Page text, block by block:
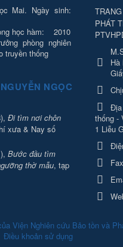
Mai. Ngày sinh:
học hàm: 2010
phòng nghiên
truyền thống
NGỌC
Đi tìm nơi chôn
xưa & Nay số
Bước đầu tìm
thờ mẫu, tạp
PHÁT
Hà
thống -
1 Liễu
Viện Nghiên cứu Bảo tồn và
Điều khoản sử dụng